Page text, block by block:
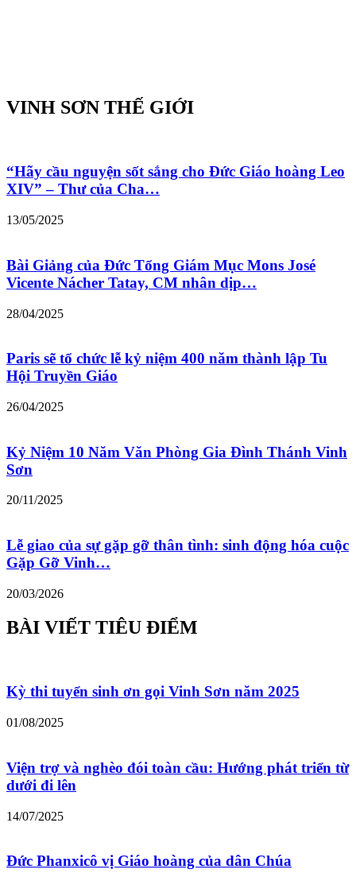
VINH SƠN THẾ GIỚI
“Hãy cầu nguyện sốt sắng cho Đức Giáo hoàng Leo
XIV” – Thư của Cha…
13/05/2025
Bài Giảng của Đức Tổng Giám Mục Mons José
Vicente Nácher Tatay, CM nhân dịp…
28/04/2025
Paris sẽ tổ chức lễ kỷ niệm 400 năm thành lập Tu
Hội Truyền Giáo
26/04/2025
Kỷ Niệm 10 Năm Văn Phòng Gia Đình Thánh Vinh
Sơn
20/11/2025
Lễ giao của sự gặp gỡ thân tình: sinh động hóa cuộc
Gặp Gỡ Vinh…
20/03/2026
BÀI VIẾT TIÊU ĐIỂM
Kỳ thi tuyển sinh ơn gọi Vinh Sơn năm 2025
01/08/2025
Viện trợ và nghèo đói toàn cầu: Hướng phát triển từ
dưới đi lên
14/07/2025
Đức Phanxicô vị Giáo hoàng của dân Chúa